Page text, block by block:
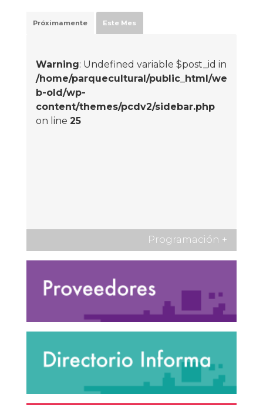
Próximamente Este Mes
Warning: Undefined variable $post_id in
/home/parquecultural/public_html/we
b-old/wp-
content/themes/pcdv2/sidebar.php
on line 25
Programación +